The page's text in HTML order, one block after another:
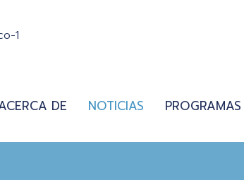
DE NOTICIAS PROGRAMAS